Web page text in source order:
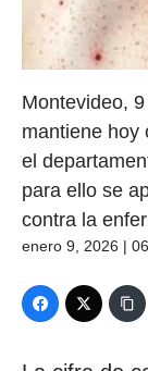
Montevideo,
mantiene hoy
el
para ello se
contra la
enero 9, 2026 |